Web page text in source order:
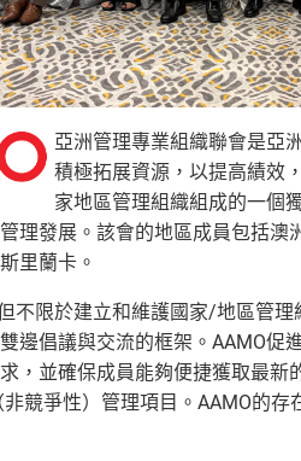
亞洲管理專業組織聯會是亞
積極拓展資源，以提高績效
家地區管理組織組成的一個
理發展。該會的地區成員包括
里蘭卡。
不限於建立和維護國家/地區管
邊倡議與交流的框架。AAMO促
，並確保成員能夠便捷獲取最新
競爭性）管理項目。AAMO的存